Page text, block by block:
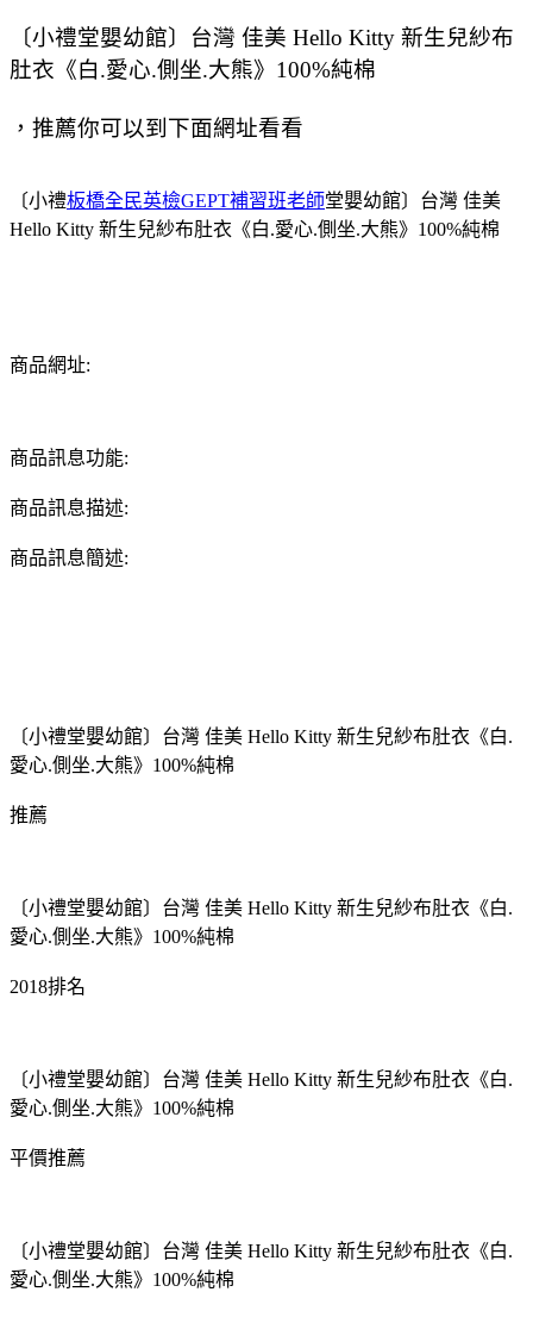
〔小禮堂嬰幼館〕台灣 佳美 Hello Kitty 新生兒紗布
肚衣《白.愛心.側坐.大熊》100%純棉
，推薦你可以到下面網址看看
〔小禮板橋全民英檢GEPT補習班老師堂嬰幼館〕台灣 佳美
Hello Kitty 新生兒紗布肚衣《白.愛心.側坐.大熊》100%純棉
商品網址:
商品訊息功能:
商品訊息描述:
商品訊息簡述:
〔小禮堂嬰幼館〕台灣 佳美 Hello Kitty 新生兒紗布肚衣《白.
愛心.側坐.大熊》100%純棉
推薦
〔小禮堂嬰幼館〕台灣 佳美 Hello Kitty 新生兒紗布肚衣《白.
愛心.側坐.大熊》100%純棉
2018排名
〔小禮堂嬰幼館〕台灣 佳美 Hello Kitty 新生兒紗布肚衣《白.
愛心.側坐.大熊》100%純棉
平價推薦
〔小禮堂嬰幼館〕台灣 佳美 Hello Kitty 新生兒紗布肚衣《白.
愛心.側坐.大熊》100%純棉